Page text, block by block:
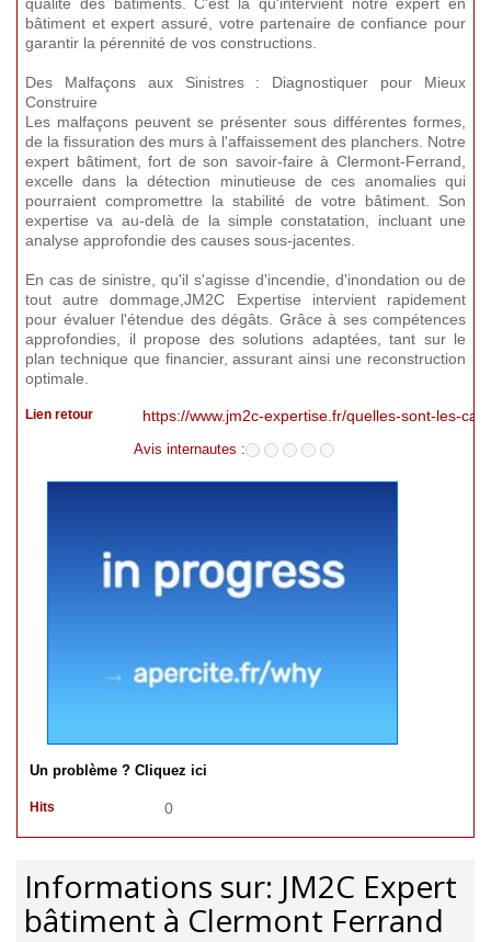
bâtiment et expert assuré, votre partenaire de confiance pour
garantir la pérennité de vos constructions.
Des Malfaçons aux Sinistres : Diagnostiquer pour Mieux
Construire
Les malfaçons peuvent se présenter sous différentes formes,
de la fissuration des murs à l'affaissement des planchers. Notre
expert bâtiment, fort de son savoir-faire à Clermont-Ferrand,
excelle dans la détection minutieuse de ces anomalies qui
pourraient compromettre la stabilité de votre bâtiment. Son
expertise va au-delà de la simple constatation, incluant une
analyse approfondie des causes sous-jacentes.
En cas de sinistre, qu'il s'agisse d'incendie, d'inondation ou de
tout autre dommage,JM2C Expertise intervient rapidement
pour évaluer l'étendue des dégâts. Grâce à ses compétences
approfondies, il propose des solutions adaptées, tant sur le
plan technique que financier, assurant ainsi une reconstruction
optimale.
Lien retour https://www.jm2c-expertise.fr/quelles-sont-les-
Avis internautes :
Un problème ? Cliquez ici
Hits 0
Informations sur: JM2C Expert
bâtiment à Clermont Ferrand